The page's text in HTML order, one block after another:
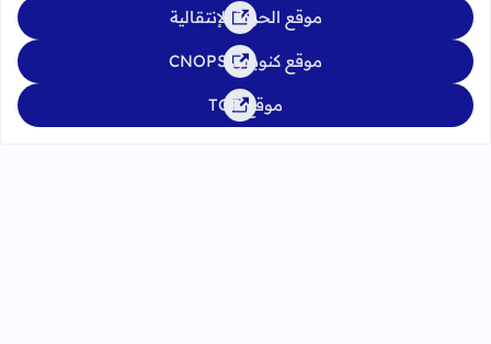
موقع الحركة الإنتقالية
موقع كنوبس CNOPS
موقع TGR